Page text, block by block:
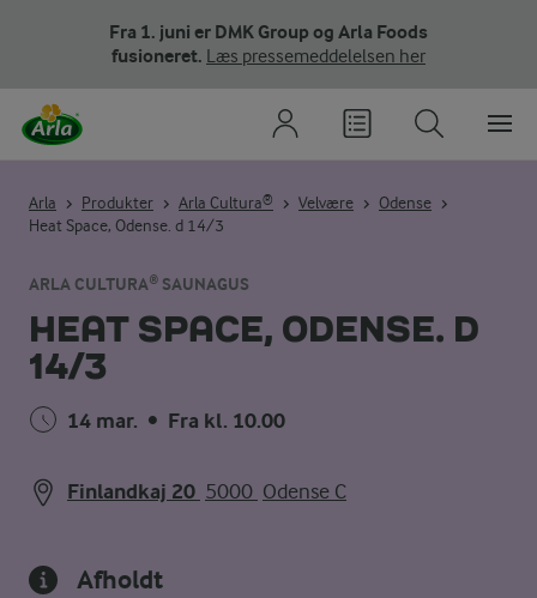
Fra 1. juni er DMK Group og Arla Foods
fusioneret. Læs pressemeddelelsen her
Arla Produkter Arla Cultura® Velvære
Odense
Heat Space, Odense. d 14/3
ARLA CULTURA® SAUNAGUS
HEAT SPACE, ODENSE. D
14/3
14 mar. • Fra kl. 10.00
Finlandkaj 20 5000 Odense C
Afholdt